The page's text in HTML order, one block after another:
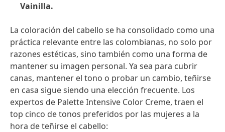
Vainilla.
La coloración del cabello se ha consolidado como una
práctica relevante entre las colombianas, no solo por
razones estéticas, sino también como una forma de
mantener su imagen personal. Ya sea para cubrir
canas, mantener el tono o probar un cambio, teñirse
en casa sigue siendo una elección frecuente. Los
expertos de Palette Intensive Color Creme, traen el
top cinco de tonos preferidos por las mujeres a la
hora de teñirse el cabello: